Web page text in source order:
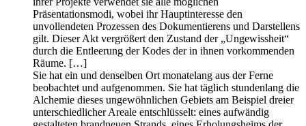
Präsentationsmodi, wobei ihr Hauptinteresse den
unvollendeten Prozessen des Dokumentierens und Darstellens
gilt. Dieser Akt vergrößert den Zustand der „Ungewissheit“
durch die Entleerung der Kodes der in ihnen vorkommenden
Räume. […]
Sie hat ein und denselben Ort monatelang aus der Ferne
beobachtet und aufgenommen. Sie hat täglich stundenlang die
Alchemie dieses ungewöhnlichen Gebiets am Beispiel dreier
unterschiedlicher ­Areale entschlüsselt: eines aufwändig